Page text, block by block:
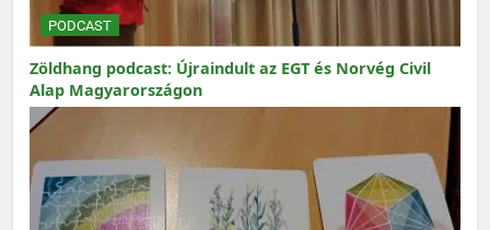
PODCAST
Zöldhang podcast: Újraindult az EGT és Norvég Civil
Alap Magyarországon